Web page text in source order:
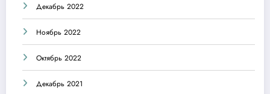
Декабрь 2022
Ноябрь 2022
Октябрь 2022
Декабрь 2021